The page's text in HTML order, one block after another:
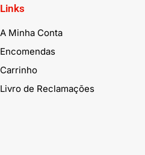
Links
A Minha Conta
Encomendas
Carrinho
Livro de Reclamações